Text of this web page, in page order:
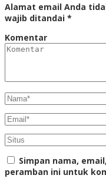
Alamat email Anda
wajib ditandai *
Komentar
Simpan nama,
peramban ini untuk